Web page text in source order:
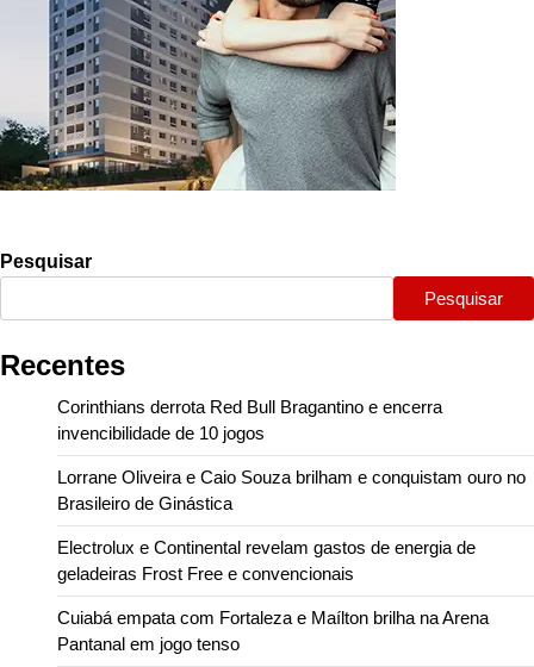
Pesquisar
Pesquisar
Recentes
Corinthians derrota Red Bull Bragantino e encerra
invencibilidade de 10 jogos
Lorrane Oliveira e Caio Souza brilham e conquistam ouro no
Brasileiro de Ginástica
Electrolux e Continental revelam gastos de energia de
geladeiras Frost Free e convencionais
Cuiabá empata com Fortaleza e Maílton brilha na Arena
Pantanal em jogo tenso